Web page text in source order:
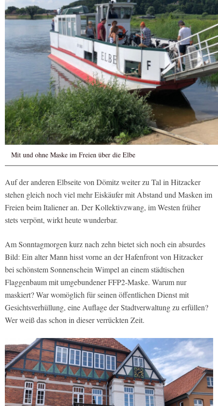
Mit und ohne Maske im Freien über die Elbe
Auf der anderen Elbseite von Dömitz weiter zu Tal in Hitzacker
stehen gleich noch viel mehr Eiskäufer mit Abstand und Masken im
Freien beim Italiener an. Der Kollektivzwang, im Westen früher
stets verpönt, wirkt heute wunderbar.
Am Sonntagmorgen kurz nach zehn bietet sich noch ein absurdes
Bild: Ein alter Mann hisst vorne an der Hafenfront von Hitzacker
bei schönstem Sonnenschein Wimpel an einem städtischen
Flaggenbaum mit umgebundener FFP2-Maske. Warum nur
maskiert? War womöglich für seinen öffentlichen Dienst mit
Gesichtsverhüllung, eine Auflage der Stadtverwaltung zu erfüllen?
Wer weiß das schon in dieser verrückten Zeit.